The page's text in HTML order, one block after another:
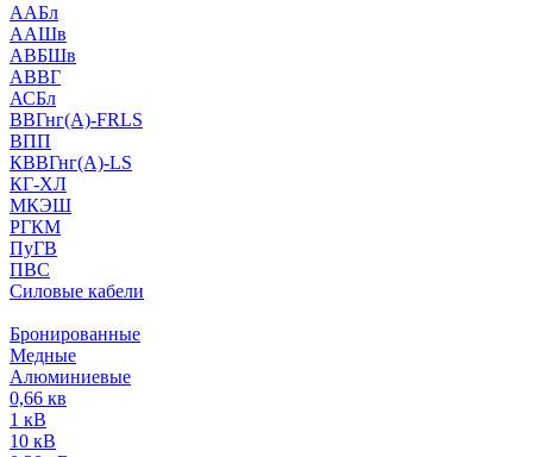
ААБл
ААШв
АВБШв
АВВГ
АСБл
ВВГнг(А)-FRLS
ВПП
КВВГнг(А)-LS
КГ-ХЛ
МКЭШ
РГКМ
ПуГВ
ПВС
Силовые кабели
Бронированные
Медные
Алюминиевые
0,66 кв
1 кВ
10 кВ